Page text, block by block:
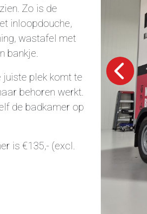
Zo is de
inloopdouche,
wastafel met
bankje.
plek komt te
behoren werkt.
de badkamer op
is €135,- (excl.